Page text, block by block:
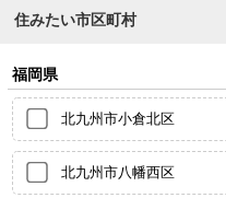
住みたい市区町村
福岡県
北九州市小倉北区
北九州市八幡西区